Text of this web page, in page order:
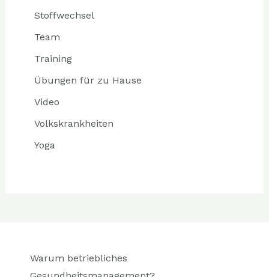
Stoffwechsel
Team
Training
Übungen für zu Hause
Video
Volkskrankheiten
Yoga
Warum betriebliches